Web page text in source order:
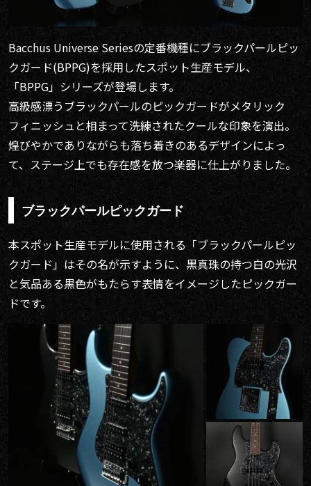
Bacchus Universe Seriesの定番機種にブラックパールピッ
クガード(BPPG)を採用したスポット生産モデル、
「BPPG」シリーズが登場します。
高級感漂うブラックパールのピックガードがメタリック
フィニッシュと相まって洗練されたクールな印象を演出。
煌びやかでありながらも落ち着きのあるデザインによっ
て、ステージ上でも存在感を放つ楽器に仕上がりました。
ブラックパールピックガード
本スポット生産モデルに使用される「ブラックパールピッ
クガード」はその名が示すように、黒真珠の持つ白の光沢
と気品ある黒色がもたらす表情をイメージしたピックガー
ドです。